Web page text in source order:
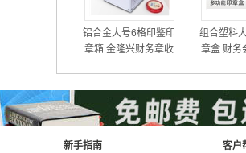
铝合金大号6格印鉴印
章箱 金隆兴财务章收
组合塑料
章盒 财务
新手指南
客户